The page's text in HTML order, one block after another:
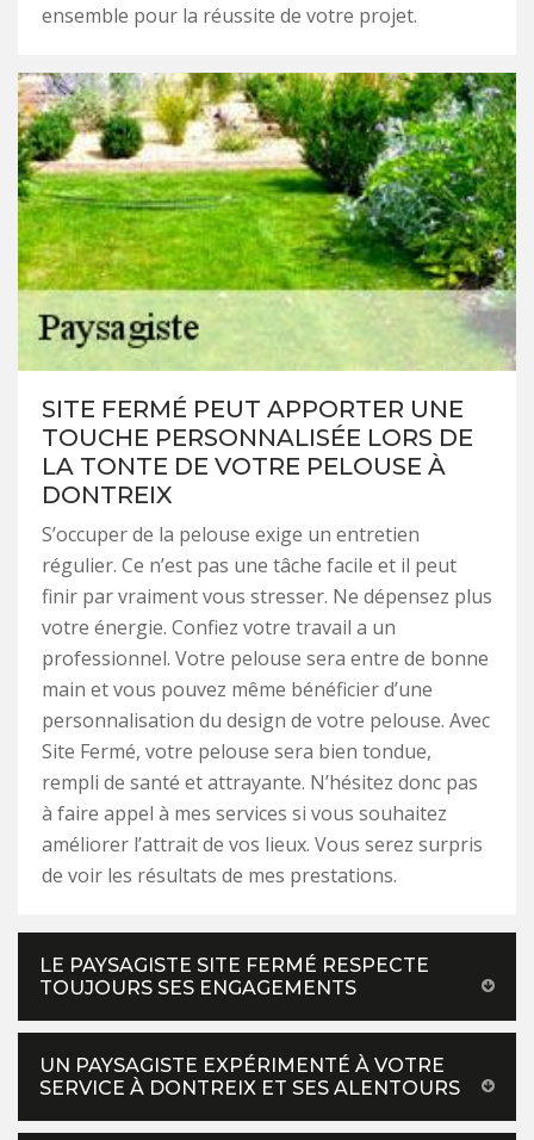
ensemble pour la réussite de votre projet.
SITE FERMÉ PEUT APPORTER UNE
TOUCHE PERSONNALISÉE LORS DE
LA TONTE DE VOTRE PELOUSE À
DONTREIX
S’occuper de la pelouse exige un entretien
régulier. Ce n’est pas une tâche facile et il peut
finir par vraiment vous stresser. Ne dépensez plus
votre énergie. Confiez votre travail a un
professionnel. Votre pelouse sera entre de bonne
main et vous pouvez même bénéficier d’une
personnalisation du design de votre pelouse. Avec
Site Fermé, votre pelouse sera bien tondue,
rempli de santé et attrayante. N’hésitez donc pas
à faire appel à mes services si vous souhaitez
améliorer l’attrait de vos lieux. Vous serez surpris
de voir les résultats de mes prestations.
LE PAYSAGISTE SITE FERMÉ RESPECTE
TOUJOURS SES ENGAGEMENTS
UN PAYSAGISTE EXPÉRIMENTÉ À VOTRE
SERVICE À DONTREIX ET SES ALENTOURS